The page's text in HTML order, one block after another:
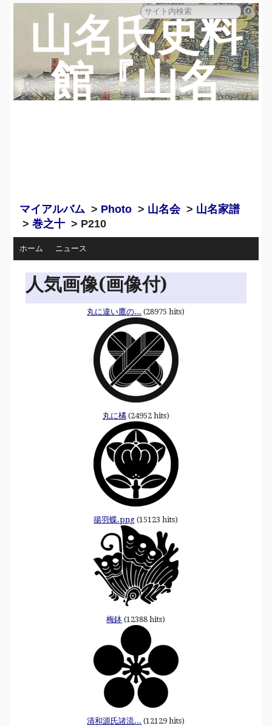
山名氏史料
館『山名
マイアルバム > Photo > 山名会> 山名家譜
>巻之十 > P210
ホーム ニュース
人気画像(画像付)
丸に違い鷹の... (28975 hits)
丸に橘(24952 hits)
揚羽蝶.png (15123 hits)
梅鉢 (12388 hits)
清和源氏諸流... (12129 hits)